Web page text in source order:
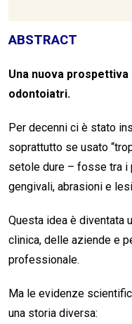
ABSTRACT
Una nuova
odontoiatri.
Per decenni ci è stato
soprattutto se usato
setole dure – fosse tra
gengivali, abrasioni e
Questa idea è diventata
clinica, delle aziende e
professionale.
Ma le evidenze
una storia diversa: